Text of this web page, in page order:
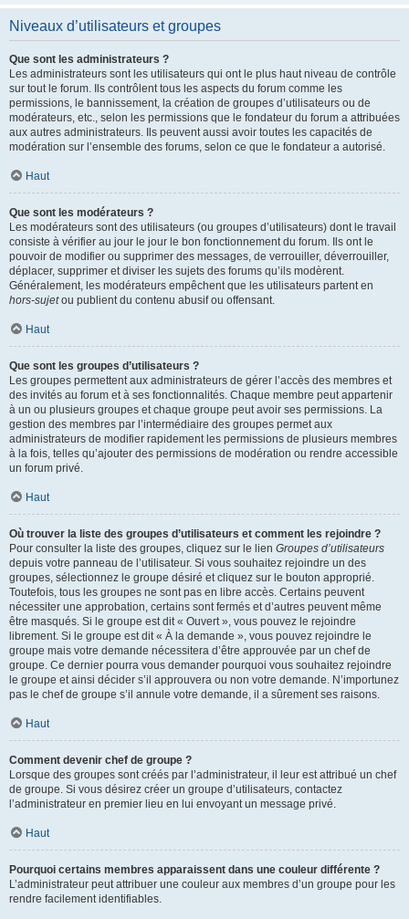
Niveaux d’utilisateurs et groupes
Que sont les administrateurs ?
Les administrateurs sont les utilisateurs qui ont le plus haut niveau de contrôle
sur tout le forum. Ils contrôlent tous les aspects du forum comme les
permissions, le bannissement, la création de groupes d’utilisateurs ou de
modérateurs, etc., selon les permissions que le fondateur du forum a attribuées
aux autres administrateurs. Ils peuvent aussi avoir toutes les capacités de
modération sur l’ensemble des forums, selon ce que le fondateur a autorisé.
Haut
Que sont les modérateurs ?
Les modérateurs sont des utilisateurs (ou groupes d’utilisateurs) dont le travail
consiste à vérifier au jour le jour le bon fonctionnement du forum. Ils ont le
pouvoir de modifier ou supprimer des messages, de verrouiller, déverrouiller,
déplacer, supprimer et diviser les sujets des forums qu’ils modèrent.
Généralement, les modérateurs empêchent que les utilisateurs partent en
hors-sujetou publient du contenu abusif ou offensant.
Haut
Que sont les groupes d’utilisateurs ?
Les groupes permettent aux administrateurs de gérer l’accès des membres et
des invités au forum et à ses fonctionnalités. Chaque membre peut appartenir
à un ou plusieurs groupes et chaque groupe peut avoir ses permissions. La
gestion des membres par l’intermédiaire des groupes permet aux
administrateurs de modifier rapidement les permissions de plusieurs membres
à la fois, telles qu’ajouter des permissions de modération ou rendre accessible
un forum privé.
Haut
Où trouver la liste des groupes d’utilisateurs et comment les rejoindre ?
Pour consulter la liste des groupes, cliquez sur le lien Groupes d’utilisateurs
depuis votre panneau de l’utilisateur. Si vous souhaitez rejoindre un des
groupes, sélectionnez le groupe désiré et cliquez sur le bouton approprié.
Toutefois, tous les groupes ne sont pas en libre accès. Certains peuvent
nécessiter une approbation, certains sont fermés et d’autres peuvent même
être masqués. Si le groupe est dit « Ouvert », vous pouvez le rejoindre
librement. Si le groupe est dit « À la demande », vous pouvez rejoindre le
groupe mais votre demande nécessitera d’être approuvée par un chef de
groupe. Ce dernier pourra vous demander pourquoi vous souhaitez rejoindre
le groupe et ainsi décider s’il approuvera ou non votre demande. N’importunez
pas le chef de groupe s’il annule votre demande, il a sûrement ses raisons.
Haut
Comment devenir chef de groupe ?
Lorsque des groupes sont créés par l’administrateur, il leur est attribué un chef
de groupe. Si vous désirez créer un groupe d’utilisateurs, contactez
l’administrateur en premier lieu en lui envoyant un message privé.
Haut
Pourquoi certains membres apparaissent dans une couleur différente ?
L’administrateur peut attribuer une couleur aux membres d’un groupe pour les
rendre facilement identifiables.